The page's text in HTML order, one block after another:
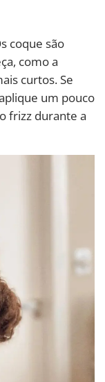
coque são
como a
curtos. Se
um pouco
frizz durante a